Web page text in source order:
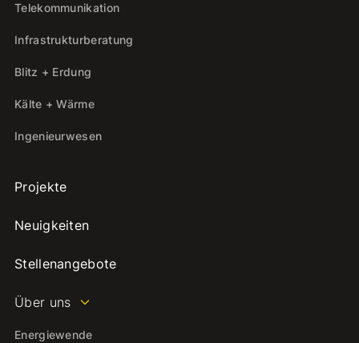
Telekommunikation
Infrastrukturberatung
Blitz + Erdung
Kälte + Wärme
Ingenieurwesen
Projekte
Neuigkeiten
Stellenangebote
Über uns
Energiewende